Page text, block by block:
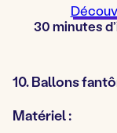
30 minutes
10. Ballons
Matériel :